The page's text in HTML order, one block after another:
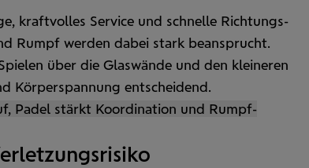
kraft­volles Service und schnelle Richtungs­
Rumpf werden dabei stark beansprucht.
über die Glas­wände und den kleineren
Körper­spannung entscheidend.
Padel stärkt Koordination und Rumpf­